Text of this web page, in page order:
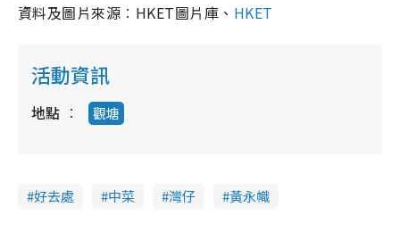
資料及圖片來源︰HKET圖片庫、 HKET
活動資訊
地點 觀塘
好去處 中菜 灣仔 黃永幟